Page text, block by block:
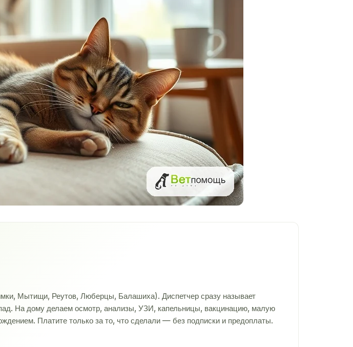
Мытищи, Реутов, Люберцы, Балашиха). Диспетчер сразу называет
На дому делаем осмотр, анализы, УЗИ, капельницы, вакцинацию, малую
Платите только за то, что сделали — без подписки и предоплаты.